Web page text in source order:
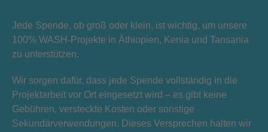
Jede Spende, ob groß oder klein, ist wichtig, um unsere
100% WASH-Projekte in Äthiopien, Kenia und Tansania
zu unterstützen.
Wir sorgen dafür, dass jede Spende vollständig in die
Projektarbeit vor Ort eingesetzt wird – es gibt keine
Gebühren, versteckte Kosten oder sonstige
Sekundärverwendungen. Dieses Versprechen halten wir